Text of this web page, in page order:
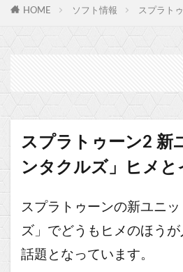
HOME ソフト情報 スプラト
スプラトゥーン2 新
ンタクルズ」ヒメと
スプラトゥーンの新ユニ
ズ」でどうもヒメのほう
話題となっています。